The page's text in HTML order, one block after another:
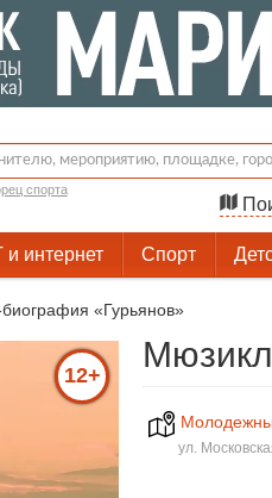
спорта
и интернет Спорт
«Гурьянов»
12+
ул.